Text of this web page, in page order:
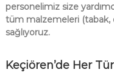
personelimiz size
tüm malzemeleri (tabak,
sağlıyoruz.
Keçiören’de Her